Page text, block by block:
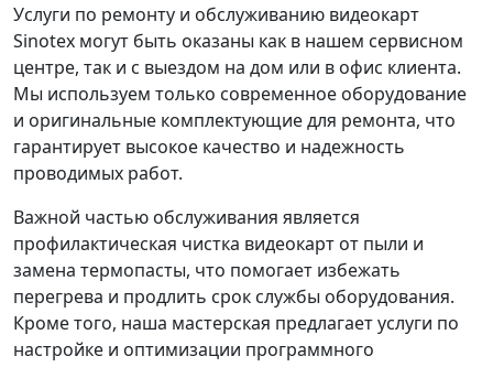
Услуги по ремонту и обслуживанию видеокарт
Sinotex могут быть оказаны как в нашем сервисном
центре, так и с выездом на дом или в офис клиента.
Мы используем только современное оборудование
и оригинальные комплектующие для ремонта, что
гарантирует высокое качество и надежность
проводимых работ.
Важной частью обслуживания является
профилактическая чистка видеокарт от пыли и
замена термопасты, что помогает избежать
перегрева и продлить срок службы оборудования.
Кроме того, наша мастерская предлагает услуги по
настройке и оптимизации программного